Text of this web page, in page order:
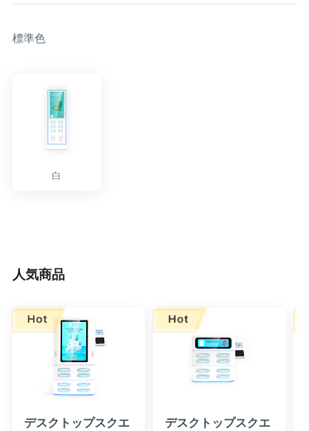
標準色
白
人気商品
デスクトップスクエ
デスクトップスクエ